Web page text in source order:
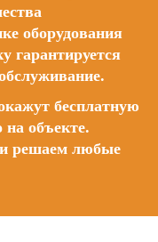
оборудования
гарантируется
бесплатную
на объекте.
и решаем любые